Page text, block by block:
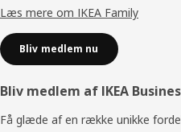
Læs mere om IKEA Family
Bliv medlem nu
Bliv medlem af IKEA
Få glæde af en række unikke